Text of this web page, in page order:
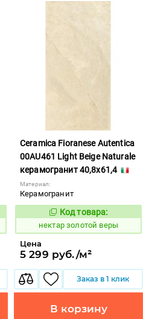
Ceramica Fioranese Autentica
00AU461 Light Beige Naturale
керамогранит 40,8x61,4
Материал:
Керамогранит
1129133
Код товара:
нектар золотой веры
Цена
5 299 руб./м²
Заказ в 1 клик
В корзину